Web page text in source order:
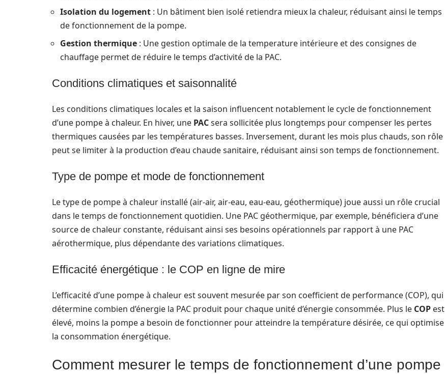
Isolation du logement : Un bâtiment bien isolé retiendra mieux la chaleur, réduisant ainsi le temps
de fonctionnement de la pompe.
Gestion thermique : Une gestion optimale de la temperature intérieure et des consignes de
chauffage permet de réduire le temps d’activité de la PAC.
Conditions climatiques et saisonnalité
Les conditions climatiques locales et la saison influencent notablement le cycle de fonctionnement
d’une pompe à chaleur. En hiver, une PACsera sollicitée plus longtemps pour compenser les pertes
thermiques causées par les températures basses. Inversement, durant les mois plus chauds, son rôle
peut se limiter à la production d’eau chaude sanitaire, réduisant ainsi son temps de fonctionnement.
Type de pompe et mode de fonctionnement
Le type de pompe à chaleur installé (air-air, air-eau, eau-eau, géothermique) joue aussi un rôle crucial
dans le temps de fonctionnement quotidien. Une PAC géothermique, par exemple, bénéficiera d’une
source de chaleur constante, réduisant ainsi ses besoins opérationnels par rapport à une PAC
aérothermique, plus dépendante des variations climatiques.
Efficacité énergétique : le COP en ligne de mire
L’efficacité d’une pompe à chaleur est souvent mesurée par son coefficient de performance (COP), qui
détermine combien d’énergie la PAC produit pour chaque unité d’énergie consommée. Plus le COP est
élevé, moins la pompe a besoin de fonctionner pour atteindre la température désirée, ce qui optimise
la consommation énergétique.
Comment mesurer le temps de fonctionnement d’une pompe